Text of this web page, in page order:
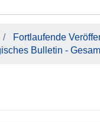
Fortlaufende
Bulletin -